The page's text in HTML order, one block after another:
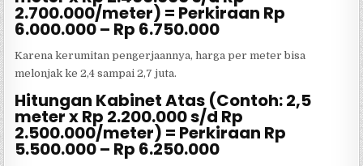
2.700.000/meter) = Perkiraan Rp
6.000.000 – Rp 6.750.000
Karena kerumitan pengerjaannya, harga per meter bisa
melonjak ke 2,4 sampai 2,7 juta.
Hitungan Kabinet Atas (Contoh: 2,5
meter x Rp 2.200.000 s/d Rp
2.500.000/meter) = Perkiraan Rp
5.500.000 – Rp 6.250.000